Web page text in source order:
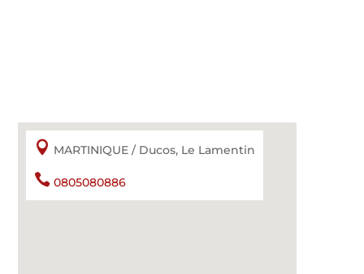
 MARTINIQUE / Ducos, Le Lamentin
 0805080886